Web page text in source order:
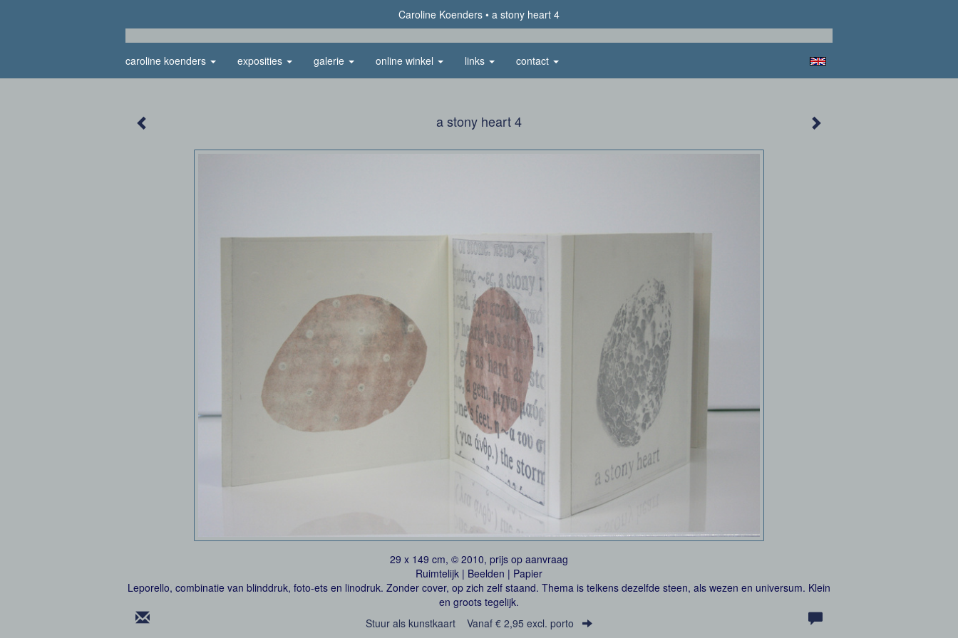
Caroline Koenders a stony heart 4
caroline koenders exposities galerie online winkel links contact
a stony heart 4
29 x 149 cm, © 2010, prijs op aanvraag
Ruimtelijk | Beelden | Papier
Leporello, combinatie van blinddruk, foto-ets en linodruk. Zonder cover, op zich zelf staand. Thema is telkens dezelfde steen, als wezen en universum. Klein
en groots tegelijk.
Stuur als kunstkaart Vanaf € 2,95 excl. porto